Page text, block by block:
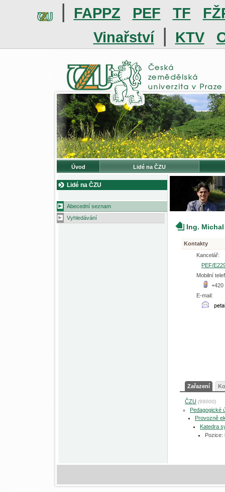
| FAPPZ PEF TF
Vinařství | KTV
Úvod Lidé na ČZU
Lidé na ČZU
Abecední seznam
Vyhledávání
Ing.
Kontakty
Kancelář:
PEF/
Mobilní
+420
E-mail:
Zařazení
ČZU (99000)
Pedagogické
Provozně
Katedra
Pozice: